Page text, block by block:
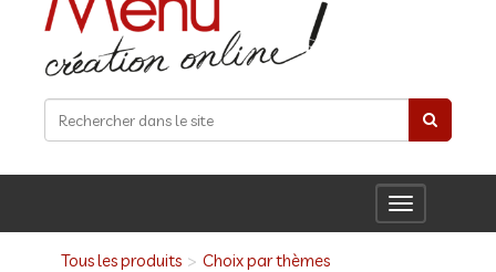
Toggle
navigation
Tous les produits
Choix par thèmes